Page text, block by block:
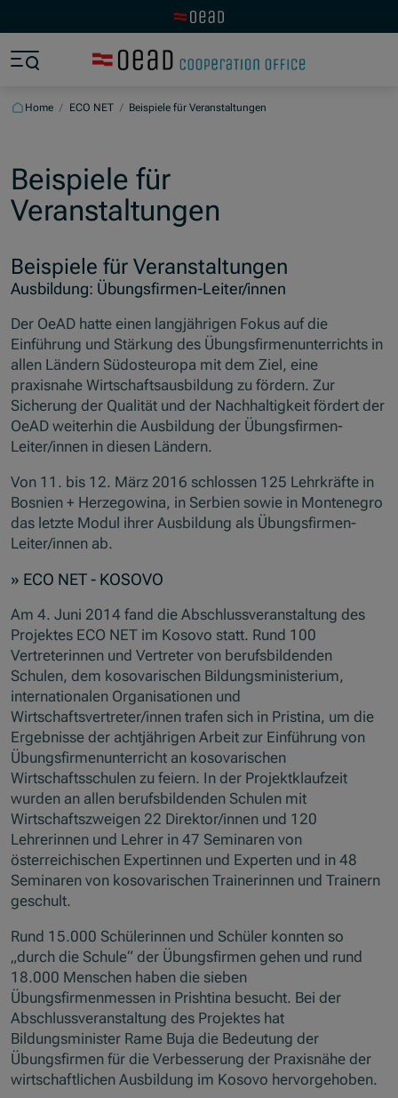
Home / ECO NET / Beispiele für Veranstaltungen
Beispiele für
Veranstaltungen
Beispiele für Veranstaltungen
Ausbildung: Übungsfirmen-Leiter/innen
Der OeAD hatte einen langjährigen Fokus auf die
Einführung und Stärkung des Übungsfirmenunterrichts in
allen Ländern Südosteuropa mit dem Ziel, eine
praxisnahe Wirtschaftsausbildung zu fördern. Zur
Sicherung der Qualität und der Nachhaltigkeit fördert der
OeAD weiterhin die Ausbildung der Übungsfirmen-
Leiter/innen in diesen Ländern.
Von 11. bis 12. März 2016 schlossen 125 Lehrkräfte in
Bosnien + Herzegowina, in Serbien sowie in Montenegro
das letzte Modul ihrer Ausbildung als Übungsfirmen-
Leiter/innen ab.
» ECO NET - KOSOVO
Am 4. Juni 2014 fand die Abschlussveranstaltung des
Projektes ECO NET im Kosovo statt. Rund 100
Vertreterinnen und Vertreter von berufsbildenden
Schulen, dem kosovarischen Bildungsministerium,
internationalen Organisationen und
Wirtschaftsvertreter/innen trafen sich in Pristina, um die
Ergebnisse der achtjährigen Arbeit zur Einführung von
Übungsfirmenunterricht an kosovarischen
Wirtschaftsschulen zu feiern. In der Projektklaufzeit
wurden an allen berufsbildenden Schulen mit
Wirtschaftszweigen 22 Direktor/innen und 120
Lehrerinnen und Lehrer in 47 Seminaren von
österreichischen Expertinnen und Experten und in 48
Seminaren von kosovarischen Trainerinnen und Trainern
geschult.
Rund 15.000 Schülerinnen und Schüler konnten so
„durch die Schule“ der Übungsfirmen gehen und rund
18.000 Menschen haben die sieben
Übungsfirmenmessen in Prishtina besucht. Bei der
Abschlussveranstaltung des Projektes hat
Bildungsminister Rame Buja die Bedeutung der
Übungsfirmen für die Verbesserung der Praxisnähe der
wirtschaftlichen Ausbildung im Kosovo hervorgehoben.